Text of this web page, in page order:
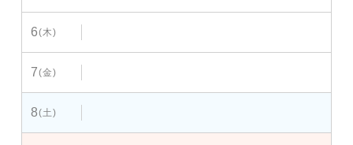
6(木)
7(金)
8(土)